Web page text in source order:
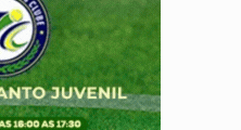
Plantar árvores não será mais suficiente para
alertam para possível base secreta no satélite
Incêndio destrói carro que era rebocado para oficina